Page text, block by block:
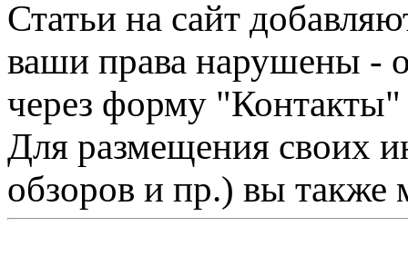
Статьи на сайт
ваши права нарушены -
через форму "Контакты"
Для размещения своих
обзоров и пр.) вы также